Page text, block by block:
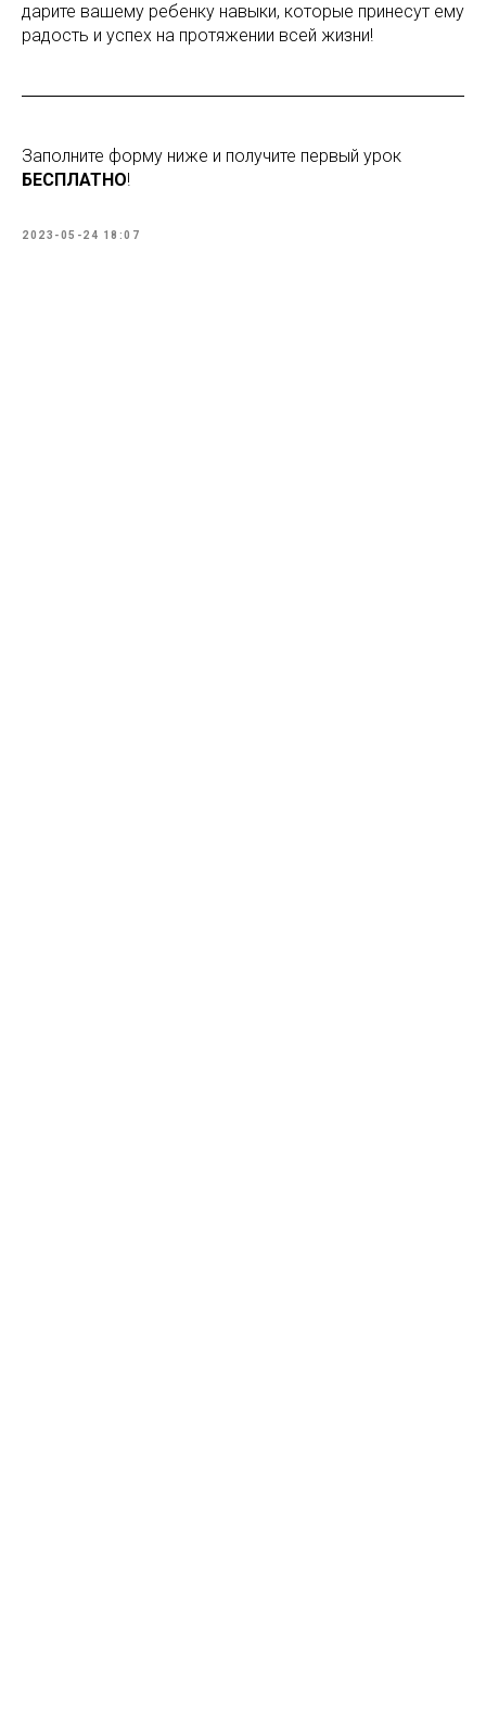
дарите вашему ребенку навыки, которые принесут ему
радость и успех на протяжении всей жизни!
Заполните форму ниже и получите первый урок
БЕСПЛАТНО!
2023-05-24 18:07